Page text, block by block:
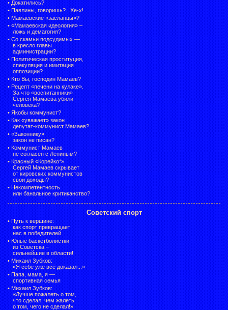
• Докатились?
• Павлины, говоришь?.. Хе-х!
• Мамаевские «засланцы»?
• «Мамаевская идеология» –
ложь и демагогия?
• Со скамьи подсудимых —
в кресло главы
администрации?
• Политическая проституция,
спекуляция и имитация
оппозиции?
• Кто Вы, господин Мамаев?
• Рецепт «печени на кулаке».
За что «воспитанники»
Сергея Мамаева убили
человека?
• Якобы коммунист?
• Как «уважает» закон
депутат-коммунист Мамаев?
• «Законнику»
закон не писан?
• Коммунист Мамаев
не согласен с Лениным?
• Красный «Корейко*».
Сергей Мамаев скрывает
от кировских коммунистов
свои доходы?
• Некомпетентность
или банальное критиканство?
Советский спорт
• Путь к вершине:
как спорт превращает
нас в победителей
• Юные баскетболистки
из Советска –
сильнейшие в области!
• Михаил Зубков:
«Я себе уже всё доказал...»
• Папа, мама, я —
спортивная семья
• Михаил Зубков:
«Лучше пожалеть о том,
что сделал, чем жалеть
о том, чего не сделал!»